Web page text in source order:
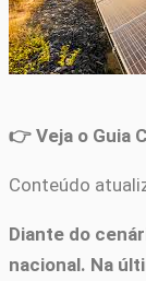
👉 Veja o Guia
Conteúdo
Diante do
nacional. Na